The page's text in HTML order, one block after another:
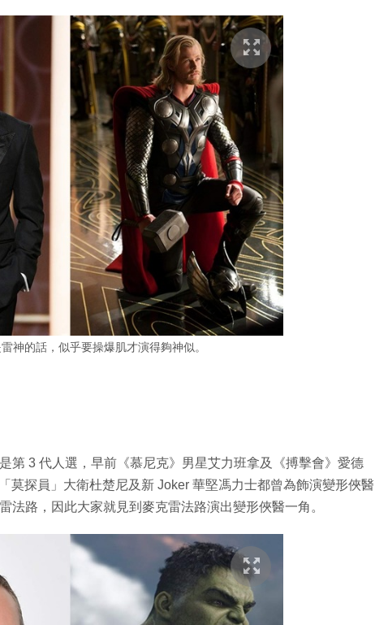
神的話，似乎要操爆肌才演得夠神似。
第 3 代人選，早前《慕尼克》男星艾力班拿及《搏擊會》愛德
莫探員」大衛杜楚尼及新 Joker 華堅馮力士都曾為飾演變形俠醫
法路，因此大家就見到麥克雷法路演出變形俠醫一角。